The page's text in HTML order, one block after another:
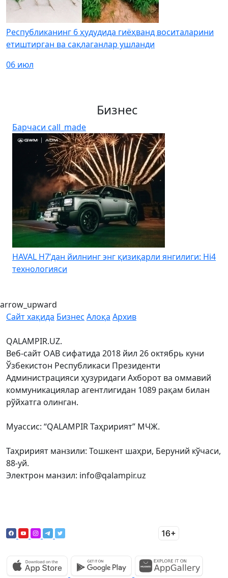
Республиканинг 6 ҳудудида гиёҳванд воситаларини
етиштирган ва сақлаганлар ушланди
06 июл
Бизнес
Барчаси call_made
HAVAL H7’дан йилнинг энг қизиқарли янгилиги: Hi4
технологияси
arrow_upward
Сайт хақида Бизнес Алоқа Архив
QALAMPIR.UZ.
Веб-сайт ОАВ сифатида 2018 йил 26 октябрь куни
Ўзбекистон Республикаси Президенти
Администрацияси ҳузуридаги Ахборот ва оммавий
коммуникациялар агентлигидан 1089 рақам билан
рўйхатга олинган.
Муассис: “QALAMPIR Таҳририят” МЧЖ.
Таҳририят манзили: Тошкент шаҳри, Беруний кўчаси,
88-уй.
Электрон манзил: info@qalampir.uz